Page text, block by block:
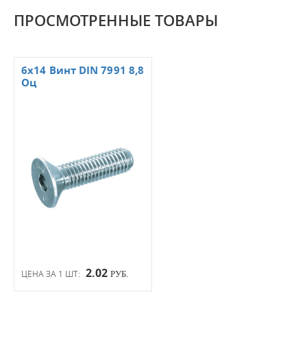
ПРОСМОТРЕННЫЕ ТОВАРЫ
ЦЕНА ЗА 1 ШТ: 2.02 РУБ.
6х14 Винт DIN 7991 8,8
Оц